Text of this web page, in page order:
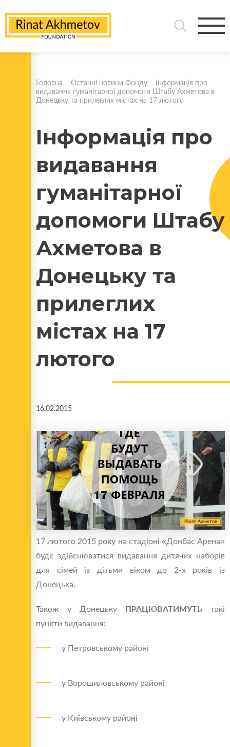
Головна - Останні новини Фонду - Інформація про
видавання гуманітарної допомоги Штабу Ахметова в
Донецьку та прилеглих містах на 17 лютого
Інформація про
видавання
гуманітарної
допомоги Штабу
Ахметова в
Донецьку та
прилеглих
містах на 17
лютого
16.02.2015
17 лютого 2015 року на стадіоні «Донбас Арена»
буде здійснюватися видавання дитячих наборів
для сімей із дітьми віком до 2-х років із
Донецька.
Також у Донецьку ПРАЦЮВАТИМУТЬ такі
пункти видавання:
у Петровському районі
у Ворошиловському районі
у Київському районі